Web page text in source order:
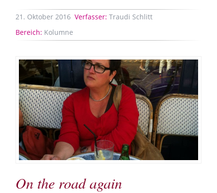
21. Oktober 2016 Verfasser: Traudi Schlitt
Bereich: Kolumne
On the road again